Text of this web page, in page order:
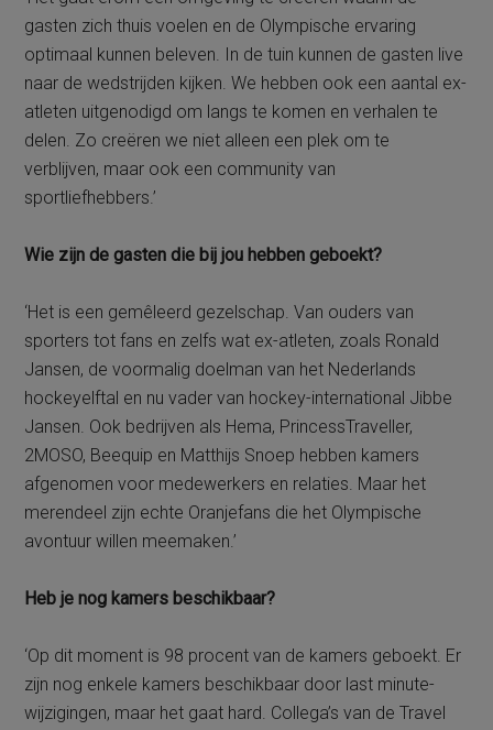
gasten zich thuis voelen en de Olympische ervaring
optimaal kunnen beleven. In de tuin kunnen de gasten live
naar de wedstrijden kijken. We hebben ook een aantal ex-
atleten uitgenodigd om langs te komen en verhalen te
delen. Zo creëren we niet alleen een plek om te
verblijven, maar ook een community van
sportliefhebbers.’
Wie zijn de gasten die bij jou hebben geboekt?
‘Het is een gemêleerd gezelschap. Van ouders van
sporters tot fans en zelfs wat ex-atleten, zoals Ronald
Jansen, de voormalig doelman van het Nederlands
hockeyelftal en nu vader van hockey-international Jibbe
Jansen. Ook bedrijven als Hema, PrincessTraveller,
2MOSO, Beequip en Matthijs Snoep hebben kamers
afgenomen voor medewerkers en relaties. Maar het
merendeel zijn echte Oranjefans die het Olympische
avontuur willen meemaken.’
Heb je nog kamers beschikbaar?
‘Op dit moment is 98 procent van de kamers geboekt. Er
zijn nog enkele kamers beschikbaar door last minute-
wijzigingen, maar het gaat hard. Collega’s van de Travel